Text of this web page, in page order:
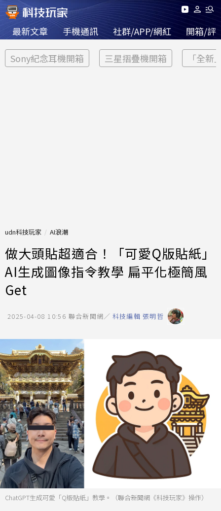
最新文章 手機通訊 社群/APP/網紅 開箱/評
Sony紀念耳機開箱 三星摺疊機開箱 「全新
udn科技玩家 AI浪潮
做大頭貼超適合！「可愛Q版貼紙」
AI生成圖像指令教學 扁平化極簡風
Get
2025-04-08 10:56 聯合新聞網／ 科技編輯 張明哲
ChatGPT生成可愛「Q版貼紙」教學。（聯合新聞網《科技玩家》操作）